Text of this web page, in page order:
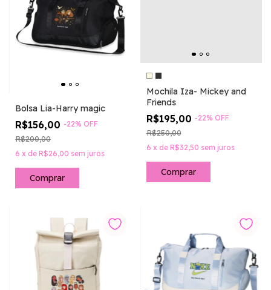
Bolsa Lia-Harry magic
R$156,00 -22% OFF
R$200,00
6 x de R$26,00 sem juros
Mochila Iza- Mickey and
Friends
R$195,00 -22% OFF
R$250,00
6 x de R$32,50 sem juros
Comprar